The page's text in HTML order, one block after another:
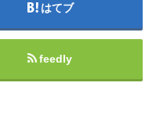
はてブ
feedly